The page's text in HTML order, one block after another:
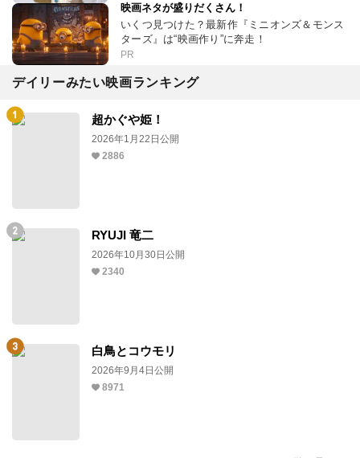
映画ネタが盛りだくさん！
いくつ見つけた？最新作『ミニオンズ＆モンス
ターズ』は“映画作り”に奔走！
PR
デイリーみたい映画ランキング
超かぐや姫！
2026年1月22日公開
2886
RYUJI 竜二
2026年10月30日公開
2340
白鳥とコウモリ
2026年9月4日公開
8971